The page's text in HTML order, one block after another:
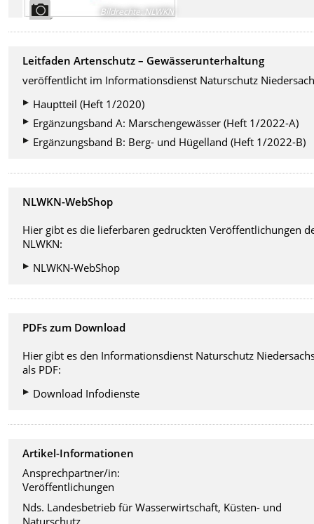
Bildrechte: NLWKN
Leitfaden Artenschutz – Gewässerunterhaltung
veröffentlicht im Informationsdienst Naturschutz
Hauptteil (Heft 1/2020)
Ergänzungsband A: Marschengewässer (Heft 1/2022-A)
Ergänzungsband B: Berg- und Hügelland (Heft 1/2022-B)
NLWKN-WebShop
Hier gibt es die lieferbaren gedruckten Veröffentlichungen
NLWKN:
NLWKN-WebShop
PDFs zum Download
Hier gibt es den Informationsdienst Naturschutz
als PDF:
Download Infodienste
Artikel-Informationen
Ansprechpartner/in:
Veröffentlichungen
Nds. Landesbetrieb für Wasserwirtschaft, Küsten- und
Naturschutz